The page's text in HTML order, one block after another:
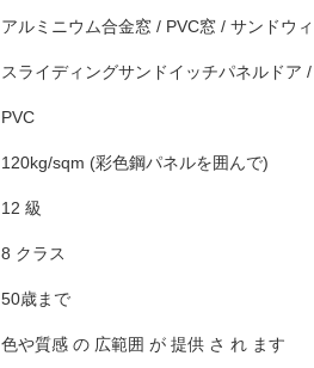
アルミニウム合金窓 / PVC窓 / サンドウ
スライディングサンドイッチパネルドア
PVC
120kg/sqm (彩色鋼パネルを囲んで)
12 級
8 クラス
50歳まで
色や質感 の 広範囲 が 提供 さ れ ます